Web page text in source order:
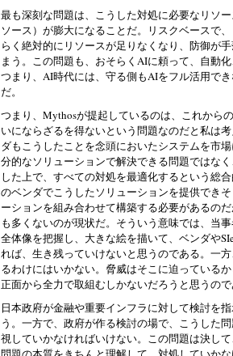
最も深刻な問題は、こうした対処に必要なリソ
ソース）が膨大になることだ。リスクベースで
らく絶対的にリソースが足りなくなり、防御が
まう。この問題も、おそらくAIに頼って、自動
つまり、AI時代には、守る側もAIをフル活用で
だ。
つまり、Mythosが提起しているのは、これから
いにならざるを得ないという問題なのだと私は
ダもこうしたことを念頭においたシステムを市
分的なソリューションで解決できる問題ではな
した上で、すべての対処を最適化するという総
のベンダでこうしたソリューションを提供でき
ーションを組み合わせて構築する必要があるの
も多くないのが現状だ。そういう意味では、当
全体像を把握し、大きな絵を描いて、ベンダや
れば、生き残っていけないと思うのである。一
るわけにはいかない。脅威はそこに迫っている
正面から全力で取組むしかないだろうと思うので
日本政府が金融や重要インフラに対して検討を
う。一方で、政府が作る検討の場で、こうした
視していかなければいけない。この問題は決し